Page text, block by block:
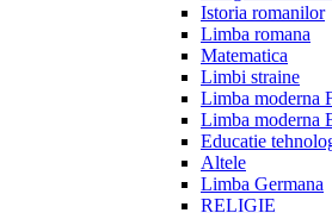
Istoria romanilor
Limba romana
Matematica
Limbi straine
Limba moderna
Limba moderna
Educatie
Altele
Limba Germana
RELIGIE